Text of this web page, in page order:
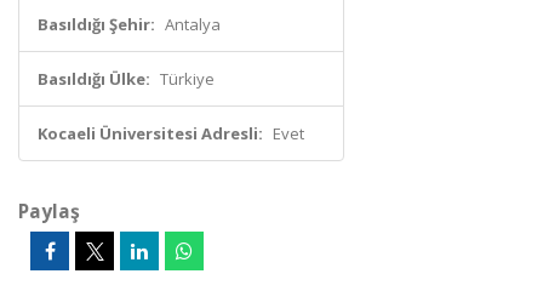
Basıldığı Şehir: Antalya
Basıldığı Ülke: Türkiye
Kocaeli Üniversitesi Adresli: Evet
Paylaş